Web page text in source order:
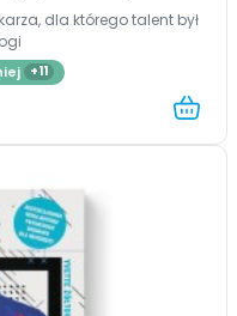
dla którego talent był
+11